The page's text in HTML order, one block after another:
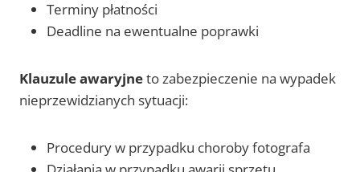
Terminy płatności
Deadline na ewentualne poprawki
Klauzule awaryjneto zabezpieczenie na wypadek
nieprzewidzianych sytuacji:
Procedury w przypadku choroby fotografa